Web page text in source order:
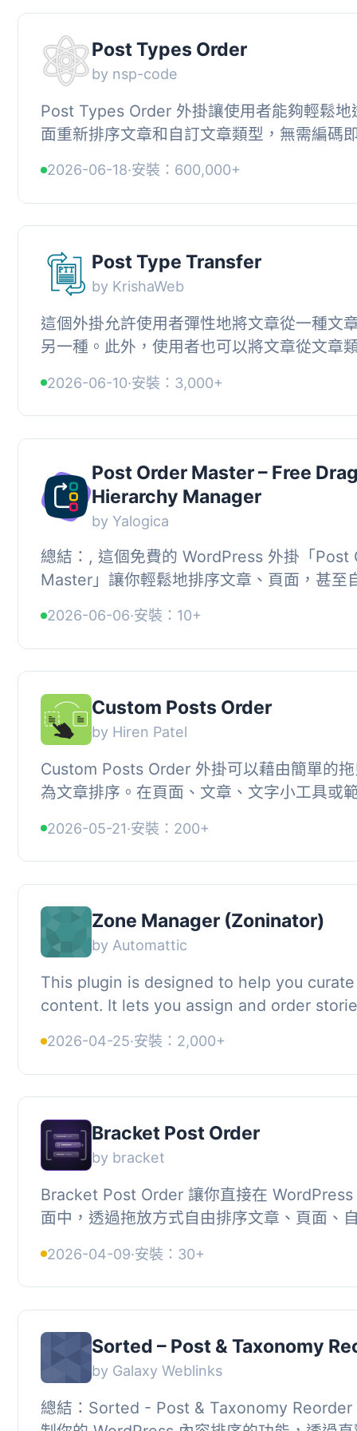
Post Types Order
by nsp-code
Post Types Order 外掛讓使用者能夠輕鬆地
面重新排序文章和自訂文章類型，無需編碼
2026-06-18·安裝：600,000+
Post Type Transfer
by KrishaWeb
這個外掛允許使用者彈性地將文章從一種文
另一種。此外，使用者也可以將文章從文章
2026-06-10·安裝：3,000+
Post Order Master – Free
Hierarchy Manager
by Yalogica
總結：, 這個免費的 WordPress 外掛「Post
Master」讓你輕鬆地排序文章、頁面，甚至
型...
2026-06-06·安裝：10+
Custom Posts Order
by Hiren Patel
Custom Posts Order 外掛可以藉由簡單的
為文章排序。在頁面、文章、文字小工具或
2026-05-21·安裝：200+
Zone Manager (Zoninator)
by Automattic
This plugin is designed to help you
content. It lets you assign and order
2026-04-25·安裝：2,000+
Bracket Post Order
by bracket
Bracket Post Order 讓你直接在 WordPress
面中，透過拖放方式自由排序文章、頁面、
2026-04-09·安裝：30+
Sorted – Post & Taxonomy
by Galaxy Weblinks
總結：Sorted - Post & Taxonomy Reorder